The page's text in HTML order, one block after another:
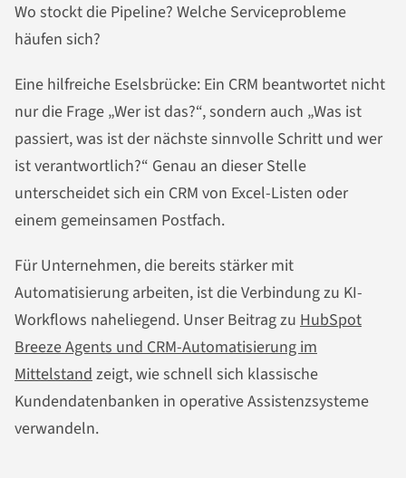
Wo stockt die Pipeline? Welche Serviceprobleme
häufen sich?
Eine hilfreiche Eselsbrücke: Ein CRM beantwortet nicht
nur die Frage „Wer ist das?“, sondern auch „Was ist
passiert, was ist der nächste sinnvolle Schritt und wer
ist verantwortlich?“ Genau an dieser Stelle
unterscheidet sich ein CRM von Excel-Listen oder
einem gemeinsamen Postfach.
Für Unternehmen, die bereits stärker mit
Automatisierung arbeiten, ist die Verbindung zu KI-
Workflows naheliegend. Unser Beitrag zu HubSpot
Breeze Agents und CRM-Automatisierung im
Mittelstand zeigt, wie schnell sich klassische
Kundendatenbanken in operative Assistenzsysteme
verwandeln.